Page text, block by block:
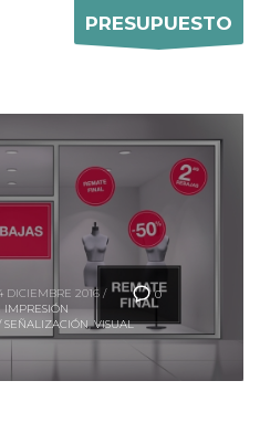
PRESUPUESTO
0
DICIEMBRE 2016 /
IMPRESIÓN
SEÑALIZACIÓN,VISUAL